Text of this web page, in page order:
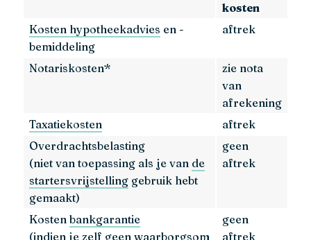
kosten
Kosten hypotheekadvies en -
bemiddeling
aftrek
Notariskosten*
zie nota
van
afrekening
Taxatiekosten
aftrek
Overdrachtsbelasting
(niet van toepassing als je van de
startersvrijstelling gebruik hebt
gemaakt)
geen
aftrek
Kosten bankgarantie
(indien je zelf geen waarborgsom
geen
aftrek